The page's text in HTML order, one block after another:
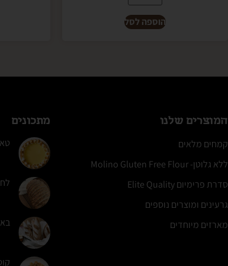
הוספה לסל
המוצרים שלנו
קמחים מלאים
ללא גלוטן- Molino Gluten Free Flour
סדרת פרימיום Elite Quality
גרעינים ומוצרים נוספים
מארזים מיוחדים
מתכונים